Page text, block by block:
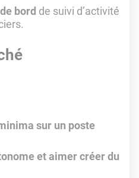
bord de suivi d’activité
sur un poste
et aimer créer du